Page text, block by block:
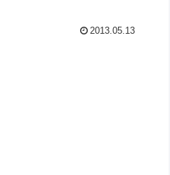
2013.05.13